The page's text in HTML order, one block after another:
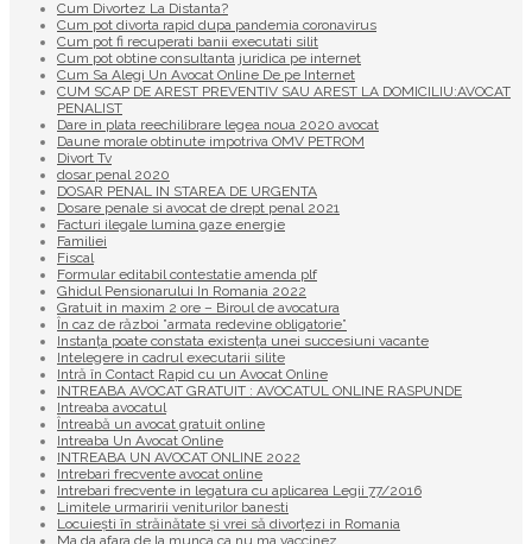
Cum Divortez La Distanta?
Cum pot divorta rapid dupa pandemia coronavirus
Cum pot fi recuperati banii executati silit
Cum pot obtine consultanta juridica pe internet
Cum Sa Alegi Un Avocat Online De pe Internet
CUM SCAP DE AREST PREVENTIV SAU AREST LA DOMICILIU:AVOCAT
PENALIST
Dare in plata reechilibrare legea noua 2020 avocat
Daune morale obtinute impotriva OMV PETROM
Divort Tv
dosar penal 2020
DOSAR PENAL IN STAREA DE URGENTA
Dosare penale si avocat de drept penal 2021
Facturi ilegale lumina gaze energie
Familiei
Fiscal
Formular editabil contestatie amenda plf
Ghidul Pensionarului In Romania 2022
Gratuit in maxim 2 ore – Biroul de avocatura
În caz de război ”armata redevine obligatorie”
Instanța poate constata existenţa unei succesiuni vacante
Intelegere in cadrul executarii silite
Intră în Contact Rapid cu un Avocat Online
INTREABA AVOCAT GRATUIT : AVOCATUL ONLINE RASPUNDE
Intreaba avocatul
Întreabă un avocat gratuit online
Intreaba Un Avocat Online
INTREABA UN AVOCAT ONLINE 2022
Intrebari frecvente avocat online
Intrebari frecvente in legatura cu aplicarea Legii 77/2016
Limitele urmaririi veniturilor banesti
Locuiești în străinătate și vrei să divorțezi in Romania